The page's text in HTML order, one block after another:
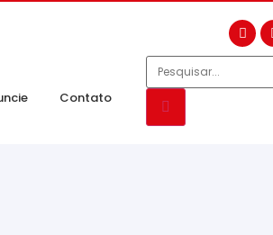
Contato